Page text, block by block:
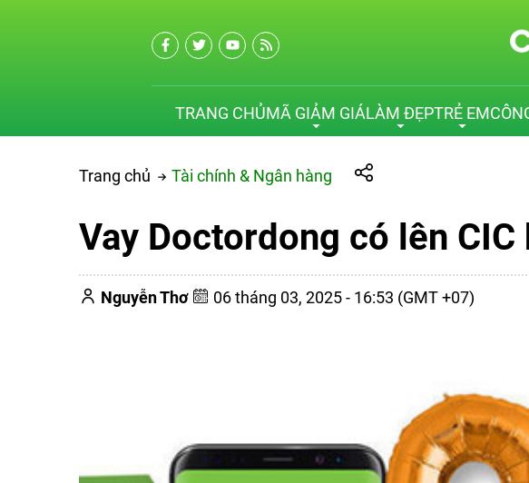
TRANG CHỦMÃ GIẢM GIÁLÀM ĐẸPTRẺ EM
Trang chủ Tài chính & Ngân hàng
Vay Doctordong có lên
Nguyễn Thơ 06 tháng 03, 2025 - 16:53 (GMT +07)